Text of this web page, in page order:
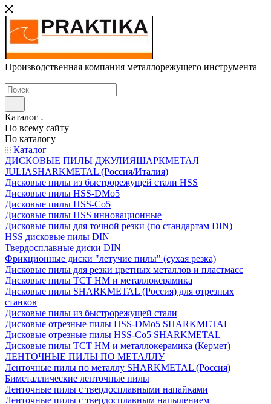
Производственная компания металлорежущего инструмента
Каталог
По всему сайту
По каталогу
Каталог
ДИСКОВЫЕ ПИЛЫ ДЖУЛИЯШАРКМЕТАЛ
JULIASHARKMETAL (Россия/Италия)
Дисковые пилы из быстрорежущей стали HSS
Дисковые пилы HSS-DMo5
Дисковые пилы HSS-Co5
Дисковые пилы HSS инновационные
Дисковые пилы для точной резки (по стандартам DIN)
HSS дисковые пилы DIN
Твердосплавные диски DIN
Фрикционные диски "летучие пилы" (сухая резка)
Дисковые пилы для резки цветных металлов и пластмасс
Дисковые пилы ТСТ НМ и металлокерамика
Дисковые пилы SHARKMETAL (Россия) для отрезных
станков
Дисковые пилы из быстрорежущей стали
Дисковые отрезные пилы HSS-DMo5 SHARKMETAL
Дисковые отрезные пилы HSS-Co5 SHARKMETAL
Дисковые пилы ТСТ НМ и металлокерамика (Кермет)
ЛЕНТОЧНЫЕ ПИЛЫ ПО МЕТАЛЛУ
Ленточные пилы по металлу SHARKMETAL (Россия)
Биметаллические ленточные пилы
Ленточные пилы с твердосплавными напайками
Ленточные пилы с твердосплавным напылением